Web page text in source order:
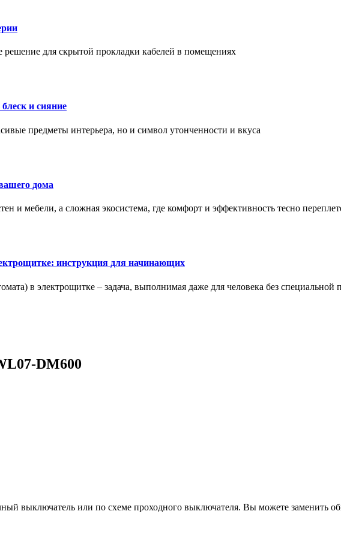
для скрытой прокладки кабелей в помещениях
и сияние
предметы интерьера, но и символ утонченности и вкуса
дома
и мебели, а сложная экосистема, где комфорт и эффективность тесно
инструкция для начинающих
в электрощитке – задача, выполнимая даже для человека без специальной
DM600
выключатель или по схеме проходного выключателя. Вы можете заменить